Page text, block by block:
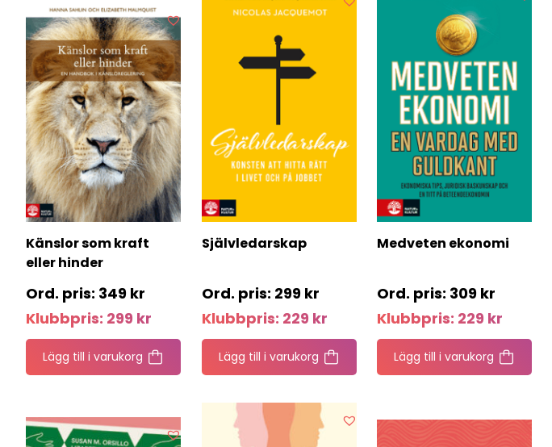
Känslor som kraft
eller hinder
349 kr
Klubbpris: 299 kr
Lägg till i varukorg
Självledarskap
299 kr
Klubbpris: 229 kr
Lägg till i varukorg
Medveten ekonomi
309 kr
Klubbpris: 229 kr
Lägg till i varukorg